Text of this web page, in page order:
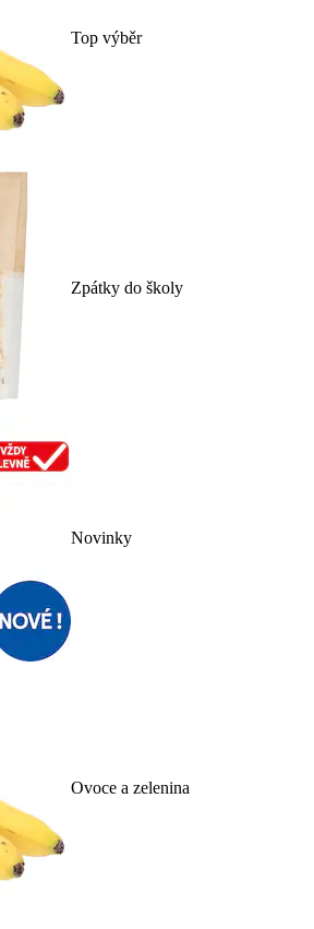
Top výběr
Zpátky do školy
Novinky
Ovoce a zelenina